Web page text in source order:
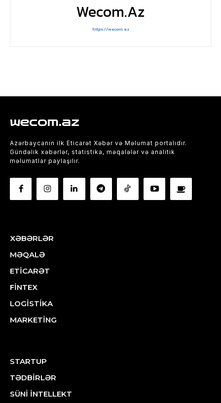
Wecom.az
https://wecom.az
wecom.az
Azərbaycanın ilk Eticarət Xəbər və Məlumat portalıdır.
Gündəlik xəbərlər, statistika, məqalələr və analitik
məlumatlar paylaşılır.
XƏBƏRLƏR
MƏQALƏ
ETİCARƏT
FİNTEX
LOGİSTİKA
MARKETİNG
STARTUP
TƏDBİRLƏR
SÜNİ İNTELLEKT